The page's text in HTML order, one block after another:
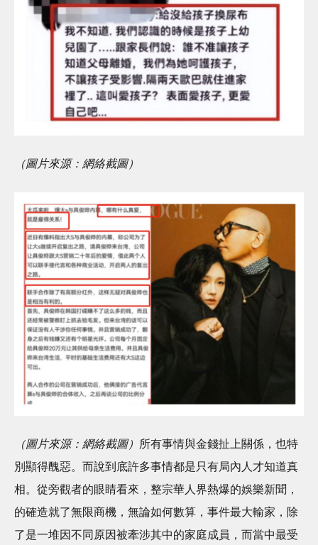
（圖片來源：網絡截圖）
（圖片來源：網絡截圖） 所有事情與金錢扯上關係，也特
別顯得醜惡。而說到底許多事情都是只有局內人才知道真
相。從旁觀者的眼睛看來，整宗華人界熱爆的娛樂新聞，
的確造就了無限商機，無論如何數算，事件最大輸家，除
了是一堆因不同原因被牽涉其中的家庭成員，而當中最受